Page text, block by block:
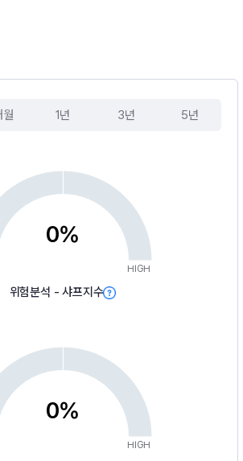
1년 3년 5년
0%
HIGH
위험분석 - 샤프지수
0%
HIGH